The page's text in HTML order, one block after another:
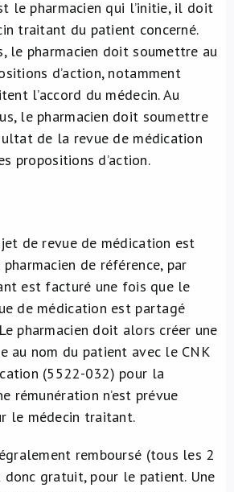
le pharmacien qui l’initie, il doit
traitant du patient concerné.
le pharmacien doit soumettre au
d’action, notamment
l’accord du médecin. Au
le pharmacien doit soumettre
de la revue de médication
propositions d’action.
de revue de médication est
de référence, par
est facturé une fois que le
de médication est partagé
pharmacien doit alors créer une
au nom du patient avec le CNK
(5522-032) pour la
rémunération n’est prévue
le médecin traitant.
remboursé (tous les 2
donc gratuit, pour le patient. Une